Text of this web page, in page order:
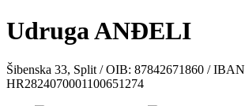
Udruga ANĐELI
Šibenska 33, Split / OIB: 87842671860 /
HR2824070001100651274